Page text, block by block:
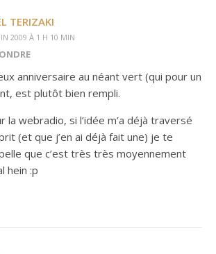
TERIZAKI
2009 À 1 H 10 MIN
anniversaire au néant vert (qui pour un
est plutôt bien rempli.
la webradio, si l’idée m’a déjà traversé
(et que j’en ai déjà fait une) je te
que c’est très très moyennement
hein :p